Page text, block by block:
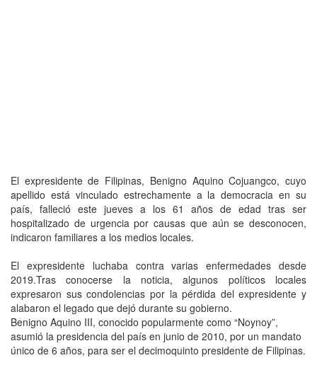
El expresidente de Filipinas, Benigno Aquino Cojuangco, cuyo
apellido está vinculado estrechamente a la democracia en su
país, falleció este jueves a los 61 años de edad tras ser
hospitalizado de urgencia por causas que aún se desconocen,
indicaron familiares a los medios locales.
El expresidente luchaba contra varias enfermedades desde
2019.Tras conocerse la noticia, algunos políticos locales
expresaron sus condolencias por la pérdida del expresidente y
alabaron el legado que dejó durante su gobierno.
Benigno Aquino III, conocido popularmente como “Noynoy”,
asumió la presidencia del país en junio de 2010, por un mandato
único de 6 años, para ser el decimoquinto presidente de Filipinas.